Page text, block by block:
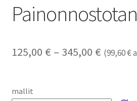
125,00 € – 345,00 € (99,60€
mallit